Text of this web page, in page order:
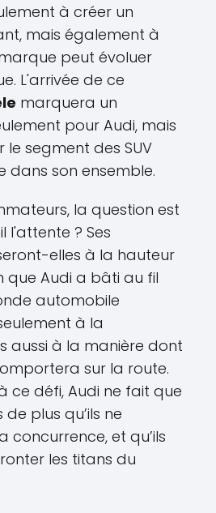
à créer un
mais également à
peut évoluer
L'arrivée de ce
marquera un
pour Audi, mais
segment des SUV
dans son ensemble.
la question est
l'attente ? Ses
elles à la hauteur
Audi a bâti au fil
automobile
à la
aussi à la manière dont
sur la route.
ce défi, Audi ne fait que
plus qu’ils ne
concurrence, et qu’ils
les titans du